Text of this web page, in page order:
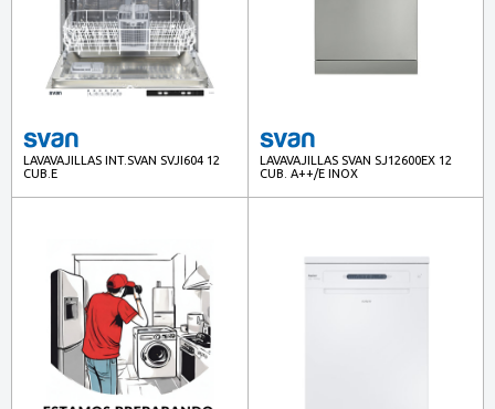
LAVAVAJILLAS INT.SVAN SVJI604 12
CUB.E
LAVAVAJILLAS SVAN SJ12600EX 12
CUB. A++/E INOX